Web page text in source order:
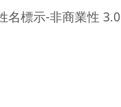
名標示-非商業性